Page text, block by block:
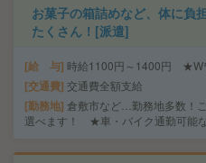
お菓子の箱詰めなど、体に負
たくさん！[派遣]
給 与 時給1100円～1400円 ★W
交通費 交通費全額支給
勤務地 倉敷市など…勤務地多数！
選べます！ ★車・バイク通勤可能